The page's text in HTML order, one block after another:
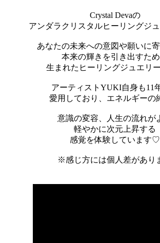
Crystal Devaの
アンダラクリスタルヒーリングジュ
あなたの未来への意図や願いに寄
本来の輝きを引き出すた
生まれたヒーリングジュエリ
アーティストYUKI自身も11
愛用しており、エネルギーの
意識の変容、人生の流れが
軽やかに次元上昇する
感覚を体験しています♡
※感じ方には個人差があり